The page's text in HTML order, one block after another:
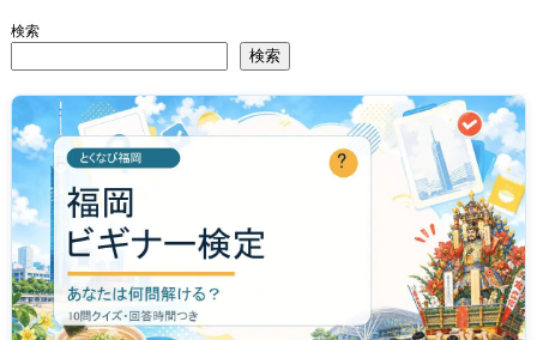
検索
検索